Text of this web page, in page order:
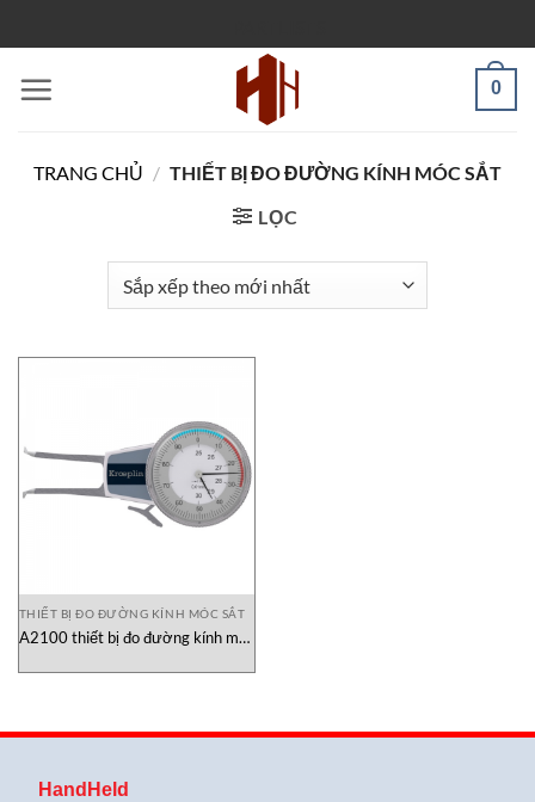
qua
nội
dung
0
TRANG CHỦ / THIẾT BỊ ĐO ĐƯỜNG KÍNH MÓC SẮT
LỌC
THIẾT BỊ ĐO ĐƯỜNG KÍNH MÓC SẮT
A2100 thiết bị đo đường kính móc
HandHeld